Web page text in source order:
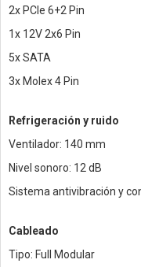
2x PCIe 6+2 Pin
1x 12V 2x6 Pin
5x SATA
3x Molex 4 Pin
Refrigeración y ruido
Ventilador: 140 mm
Nivel sonoro: 12 dB
Sistema antivibración y
Cableado
Tipo: Full Modular